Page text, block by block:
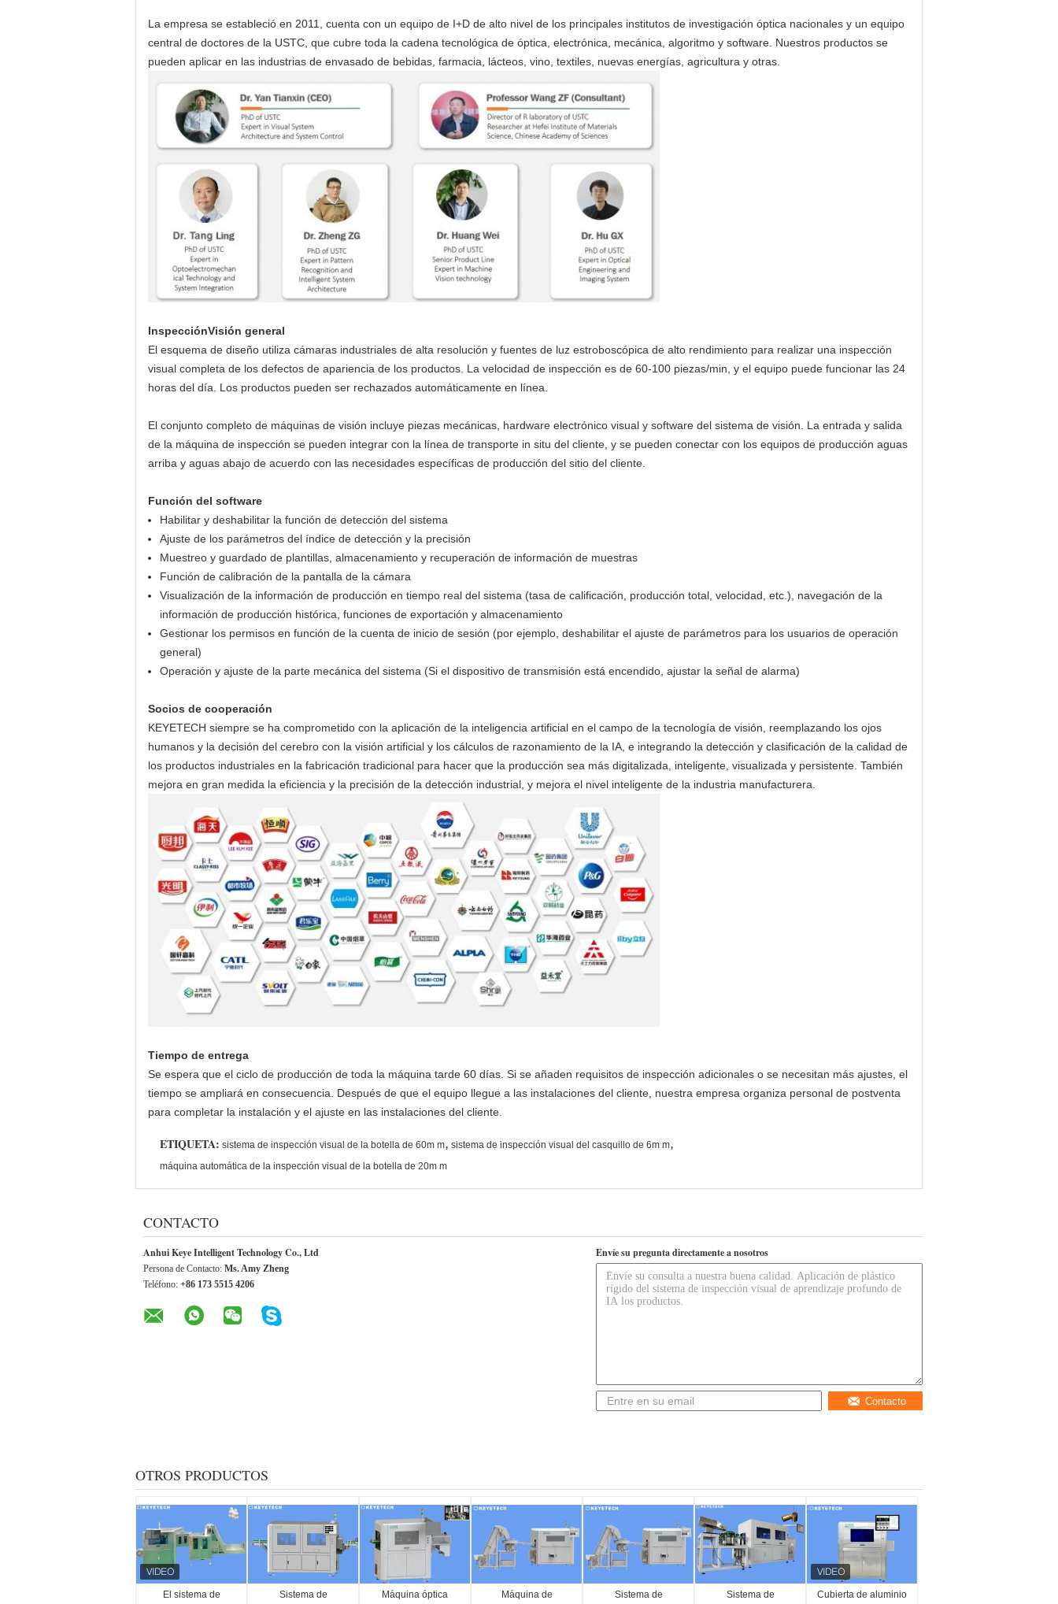
La empresa se estableció en 2011, cuenta con un equipo de I+D de alto nivel de los principales institutos de investigación óptica nacionales y un equipo
central de doctores de la USTC, que cubre toda la cadena tecnológica de óptica, electrónica, mecánica, algoritmo y software. Nuestros productos se
pueden aplicar en las industrias de envasado de bebidas, farmacia, lácteos, vino, textiles, nuevas energías, agricultura y otras.
InspecciónVisión general
El esquema de diseño utiliza cámaras industriales de alta resolución y fuentes de luz estroboscópica de alto rendimiento para realizar una inspección
visual completa de los defectos de apariencia de los productos. La velocidad de inspección es de 60-100 piezas/min, y el equipo puede funcionar las 24
horas del día. Los productos pueden ser rechazados automáticamente en línea.
El conjunto completo de máquinas de visión incluye piezas mecánicas, hardware electrónico visual y software del sistema de visión. La entrada y salida
de la máquina de inspección se pueden integrar con la línea de transporte in situ del cliente, y se pueden conectar con los equipos de producción aguas
arriba y aguas abajo de acuerdo con las necesidades específicas de producción del sitio del cliente.
Función del software
Habilitar y deshabilitar la función de detección del sistema
Ajuste de los parámetros del índice de detección y la precisión
Muestreo y guardado de plantillas, almacenamiento y recuperación de información de muestras
Función de calibración de la pantalla de la cámara
Visualización de la información de producción en tiempo real del sistema (tasa de calificación, producción total, velocidad, etc.), navegación de la
información de producción histórica, funciones de exportación y almacenamiento
Gestionar los permisos en función de la cuenta de inicio de sesión (por ejemplo, deshabilitar el ajuste de parámetros para los usuarios de operación
general)
Operación y ajuste de la parte mecánica del sistema (Si el dispositivo de transmisión está encendido, ajustar la señal de alarma)
Socios de cooperación
KEYETECH siempre se ha comprometido con la aplicación de la inteligencia artificial en el campo de la tecnología de visión, reemplazando los ojos
humanos y la decisión del cerebro con la visión artificial y los cálculos de razonamiento de la IA, e integrando la detección y clasificación de la calidad de
los productos industriales en la fabricación tradicional para hacer que la producción sea más digitalizada, inteligente, visualizada y persistente. También
mejora en gran medida la eficiencia y la precisión de la detección industrial, y mejora el nivel inteligente de la industria manufacturera.
Tiempo de entrega
Se espera que el ciclo de producción de toda la máquina tarde 60 días. Si se añaden requisitos de inspección adicionales o se necesitan más ajustes, el
tiempo se ampliará en consecuencia. Después de que el equipo llegue a las instalaciones del cliente, nuestra empresa organiza personal de postventa
para completar la instalación y el ajuste en las instalaciones del cliente.
ETIQUETA: sistema de inspección visual de la botella de 60m m, sistema de inspección visual del casquillo de 6m m,
máquina automática de la inspección visual de la botella de 20m m
CONTACTO
Anhui Keye Intelligent Technology Co., Ltd
Persona de Contacto: Ms. Amy Zheng
Teléfono: +86 173 5515 4206
Envíe su pregunta directamente a nosotros
Contacto
OTROS PRODUCTOS
El sistema de Sistema de Máquina óptica Máquina de Sistema de Sistema de Cubierta de aluminio